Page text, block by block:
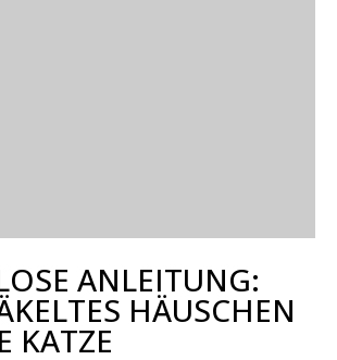
ANLEITUNG:
HÄUSCHEN
KATZE